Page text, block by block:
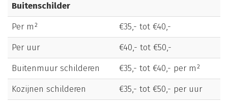
Buitenschilder
Per m²
€35,- tot €40,-
Per uur
€40,- tot €50,-
Buitenmuur schilderen
€35,- tot €40,- per m²
Kozijnen schilderen
€35,- tot €50,- per uur